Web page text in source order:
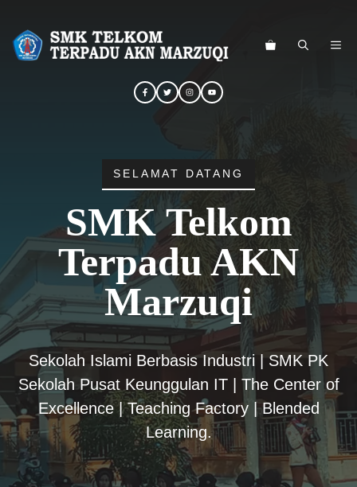
SELAMAT DATANG
SMK Telkom
Terpadu AKN
Marzuqi
Sekolah Islami Berbasis Industri | SMK PK
Sekolah Pusat Keunggulan IT | The Center of
Excellence | Teaching Factory | Blended
Learning.